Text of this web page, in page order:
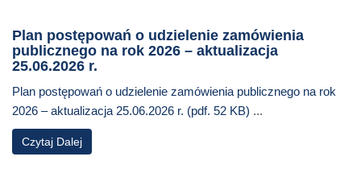
Plan postępowań o udzielenie zamówienia
publicznego na rok 2026 – aktualizacja
25.06.2026 r.
Plan postępowań o udzielenie zamówienia publicznego na rok
2026 – aktualizacja 25.06.2026 r. (pdf. 52 KB) ...
Czytaj Dalej